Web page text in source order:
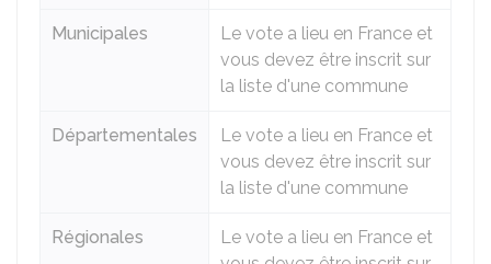
Municipales
Le vote a lieu en France et
vous devez être inscrit sur
la liste d'une commune
Départementales
Le vote a lieu en France et
vous devez être inscrit sur
la liste d'une commune
Régionales
Le vote a lieu en France et